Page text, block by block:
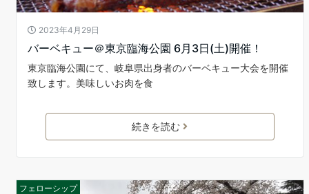
2023年4月29日
バーベキュー＠東京臨海公園 6月3日(土)開催！
東京臨海公園にて、岐阜県出身者のバーベキュー大会を開催
致します。美味しいお肉を食
続きを読む
フェローシップ